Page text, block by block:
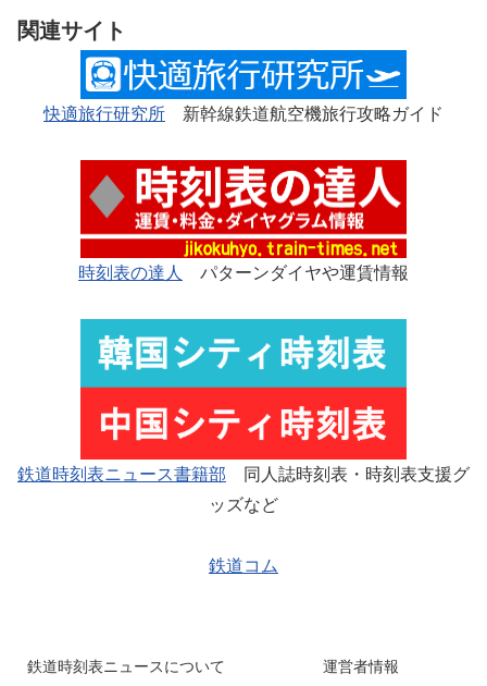
関連サイト
快適旅行研究所 新幹線鉄道航空機旅行攻略ガイド
時刻表の達人 パターンダイヤや運賃情報
鉄道時刻表ニュース書籍部 同人誌時刻表・時刻表支援グ
ッズなど
鉄道コム
鉄道時刻表ニュースについて 運営者情報